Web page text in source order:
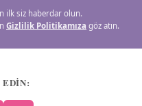
ilk siz haberdar olun.
Gizlilik Politikamıza göz atın.